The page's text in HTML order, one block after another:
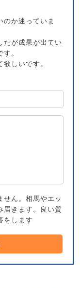
のか迷っていま
たが成果が出てい
。
しいです。
ん。相馬やエッ
届きます。良い質
をします